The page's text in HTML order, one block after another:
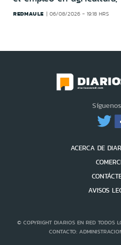
REDMAULE 06/08/2026 - 19:18 HRS
ACERCA DE
AVISOS
© COPYRIGHT DIARIOS EN RED TODOS
CONTACTO: